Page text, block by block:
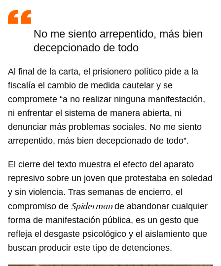
No me siento arrepentido, más bien
decepcionado de todo
Al final de la carta, el prisionero político pide a la
fiscalía el cambio de medida cautelar y se
compromete “a no realizar ninguna manifestación,
ni enfrentar el sistema de manera abierta, ni
denunciar más problemas sociales. No me siento
arrepentido, más bien decepcionado de todo”.
El cierre del texto muestra el efecto del aparato
represivo sobre un joven que protestaba en soledad
y sin violencia. Tras semanas de encierro, el
compromiso de Spiderman de abandonar cualquier
forma de manifestación pública, es un gesto que
refleja el desgaste psicológico y el aislamiento que
buscan producir este tipo de detenciones.